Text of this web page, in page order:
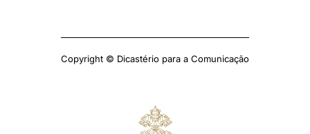
Copyright © Dicastério para a Comunicação